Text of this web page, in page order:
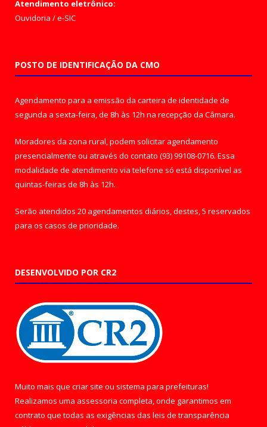
Atendimento eletrônico:
Ouvidoria /e-SIC
POSTO DE IDENTIFICAÇÃO DA CMO
Agendamento para a emissão da carteira de identidade de
segunda a sexta-feira, de 8h às 12h na recepção da Câmara.
Moradores da zona rural, podem solicitar agendamento
presencialmente ou através do contato (93) 99108-0716. Essa
modalidade de atendimento via telefone só está disponível as
quintas-feiras de 8h às 12h.
Serão atendidos 20 agendamentos diários, destes, 5 reservados
para os casos de prioridade.
DESENVOLVIDO POR CR2
Muito mais que criar site ou sistema para prefeituras!
Realizamos uma assessoria completa, onde garantimos em
contrato que todas as exigências das leis de transparência